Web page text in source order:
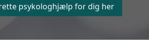
psykologhjælp for dig her